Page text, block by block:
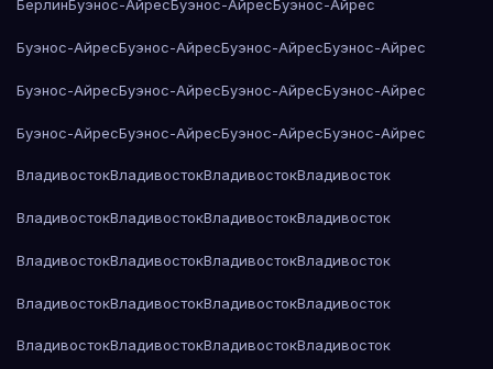
БерлинБуэнос-АйресБуэнос-АйресБуэнос-Айрес
Буэнос-АйресБуэнос-АйресБуэнос-АйресБуэнос-Айрес
Буэнос-АйресБуэнос-АйресБуэнос-АйресБуэнос-Айрес
Буэнос-АйресБуэнос-АйресБуэнос-АйресБуэнос-Айрес
ВладивостокВладивостокВладивостокВладивосток
ВладивостокВладивостокВладивостокВладивосток
ВладивостокВладивостокВладивостокВладивосток
ВладивостокВладивостокВладивостокВладивосток
ВладивостокВладивостокВладивостокВладивосток